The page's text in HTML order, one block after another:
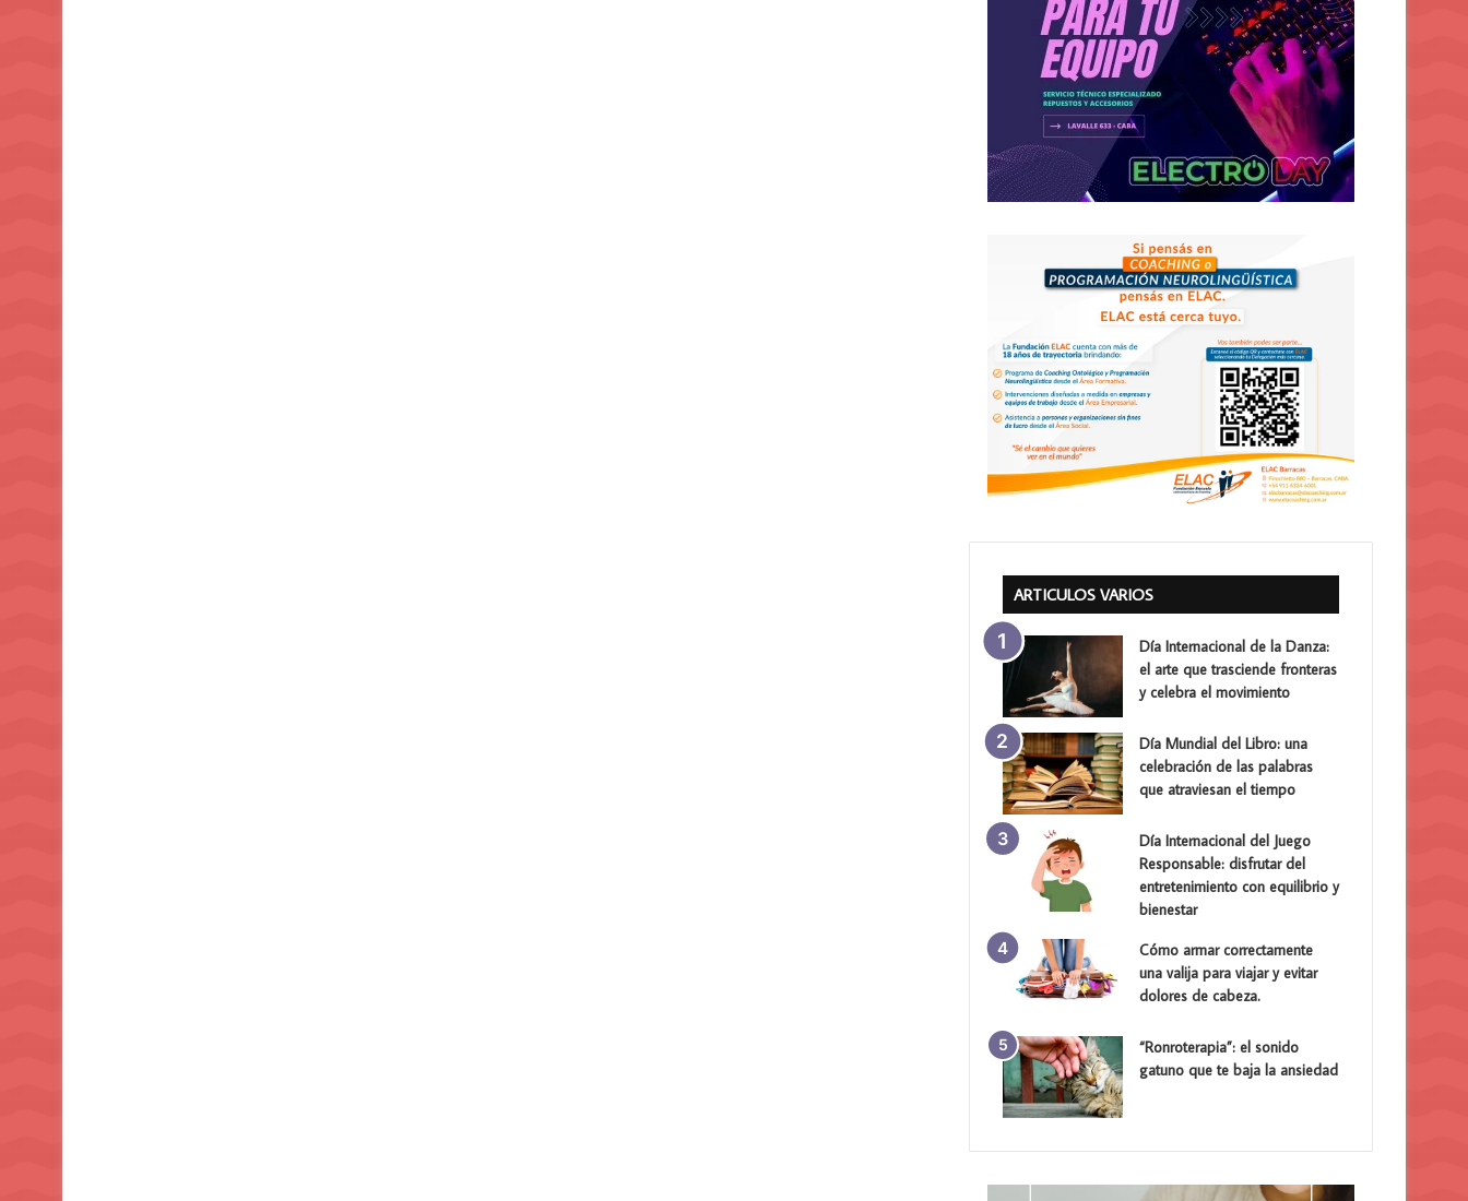
ARTICULOS VARIOS
Día Internacional de la Danza:
el arte que trasciende fronteras
y celebra el movimiento
Día Mundial del Libro: una
celebración de las palabras
que atraviesan el tiempo
Día Internacional del Juego
Responsable: disfrutar del
entretenimiento con equilibrio y
bienestar
Cómo armar correctamente
una valija para viajar y evitar
dolores de cabeza.
“Ronroterapia”: el sonido
gatuno que te baja la ansiedad